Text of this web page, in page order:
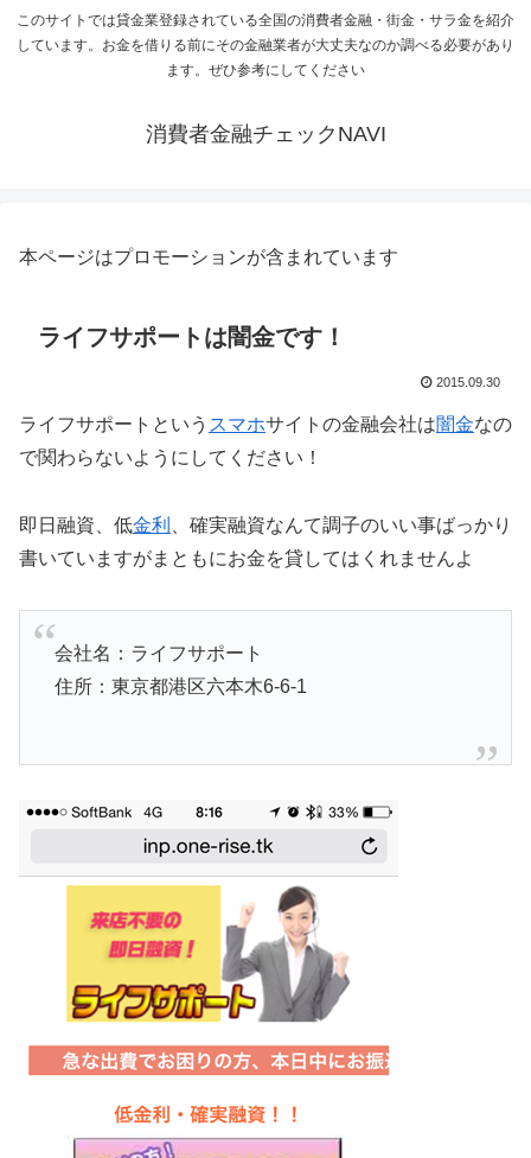
このサイトでは貸金業登録されている全国の消費者金融・街金・サラ金を紹介
しています。お金を借りる前にその金融業者が大丈夫なのか調べる必要があり
ます。ぜひ参考にしてください
消費者金融チェックNAVI
本ページはプロモーションが含まれています
ライフサポートは闇金です！
2015.09.30
ライフサポートという スマホサイトの金融会社は闇金なの
で関わらないようにしてください！
即日融資、低金利
、確実融資なんて調子のいい事ばっかり
書いていますがまともにお金を貸してはくれませんよ
会社名：ライフサポート
住所：東京都港区六本木6-6-1